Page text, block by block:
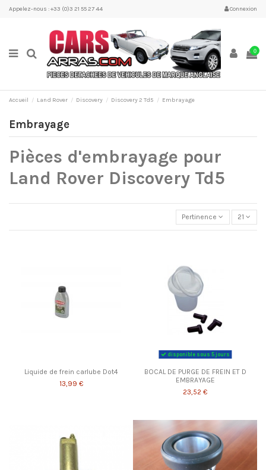
Appelez-nous : +33 (0)3 21 55 27 44 Connexion
0
Accueil Land Rover Discovery Discovery 2 Td5 Embrayage
Embrayage
Pièces d'embrayage pour
Land Rover Discovery Td5
Pertinence 21
Liquide de frein carlube Dot4
13,99 €
disponible sous 5 jours
BOCAL DE PURGE DE FREIN ET D
EMBRAYAGE
23,52 €